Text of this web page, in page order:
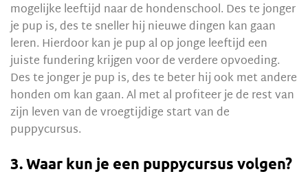
mogelijke leeftijd naar de hondenschool. Des te jonger
je pup is, des te sneller hij nieuwe dingen kan gaan
leren. Hierdoor kan je pup al op jonge leeftijd een
juiste fundering krijgen voor de verdere opvoeding.
Des te jonger je pup is, des te beter hij ook met andere
honden om kan gaan. Al met al profiteer je de rest van
zijn leven van de vroegtijdige start van de
puppycursus.
3. Waar kun je een puppycursus volgen?